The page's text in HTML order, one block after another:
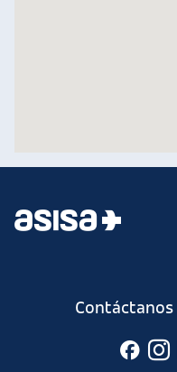
Contáctanos